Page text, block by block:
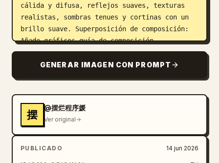
cálida y difusa, reflejos suaves, texturas
realistas, sombras tenues y cortinas con un
brillo suave. Superposición de composición:
Añade gráficos guía de composición
cinematográfica visibles, como un marco de
análisis de escuela de cine. Incluye:
enfoque circulares verdes alrededor de la
cintura, el rostro y las cortinas; flechas
amarillas de línea de visión; líneas guía
rojas a lo largo de la cama y la pared
GENERAR IMAGEN CON PROMPT
摆
@摆烂程序媛
Ver original
PUBLICADO 14 jun 2026